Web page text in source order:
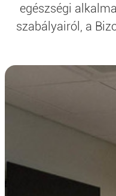
egészségi
szabályairól, a